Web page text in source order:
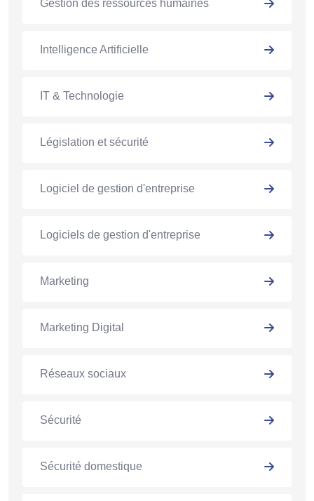
Gestion des ressources humaines
Intelligence Artificielle
IT & Technologie
Législation et sécurité
Logiciel de gestion d'entreprise
Logiciels de gestion d'entreprise
Marketing
Marketing Digital
Réseaux sociaux
Sécurité
Sécurité domestique